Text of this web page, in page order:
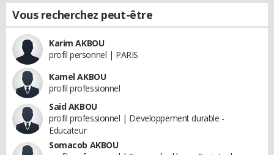
Vous recherchez peut-être
Karim AKBOU
profil personnel | PARIS
Kamel AKBOU
profil professionnel
Said AKBOU
profil professionnel | Developpement durable -
Educateur
Somacob AKBOU